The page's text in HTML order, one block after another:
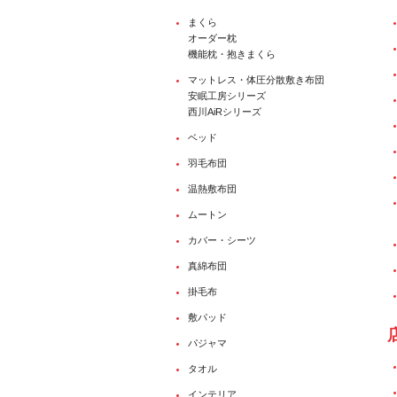
まくら
オーダー枕
機能枕・抱きまくら
マットレス・体圧分散敷き布団
安眠工房シリーズ
西川AiRシリーズ
ベッド
羽毛布団
温熱敷布団
ムートン
カバー・シーツ
真綿布団
掛毛布
敷パッド
パジャマ
タオル
インテリア